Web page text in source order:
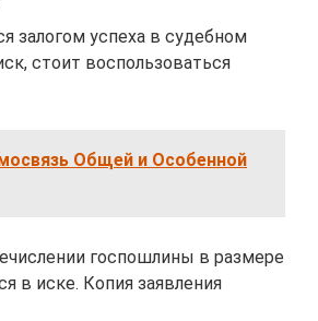
залогом успеха в судебном
стоит воспользоваться
Общей и Особенной
госпошлины в размере
в иске. Копия заявления